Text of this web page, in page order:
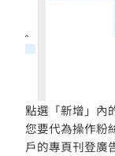
點選「新增」內
您要代為操作粉
戶的專頁刊登廣